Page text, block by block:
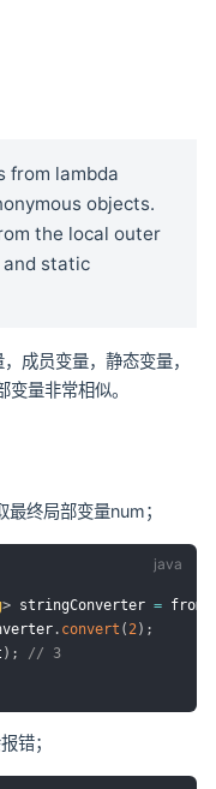
from lambda
objects.
the local outer
and static
成员变量，静态变量，
量非常相似。
终局部变量num；
> stringConverter = from
. convert ( 2 ) ;
) ; // 3
错；